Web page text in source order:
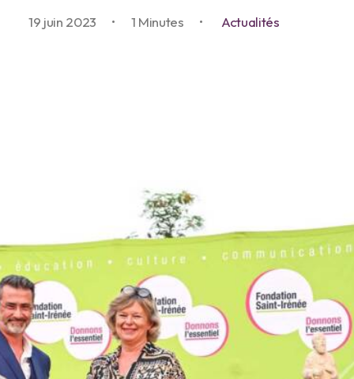
19 juin 2023 • 1 Minutes • Actualités